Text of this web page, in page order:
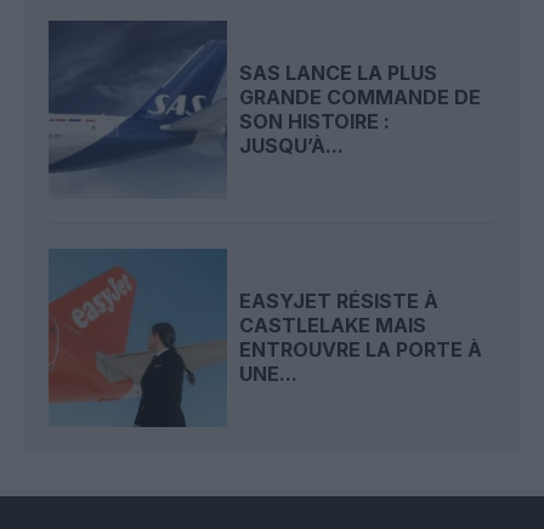
SAS LANCE LA PLUS
GRANDE COMMANDE DE
SON HISTOIRE :
JUSQU’À...
EASYJET RÉSISTE À
CASTLELAKE MAIS
ENTROUVRE LA PORTE À
UNE...